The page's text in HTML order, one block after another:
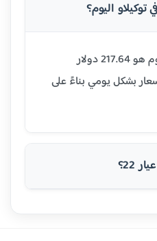
سعر عيار 22 في توكيلاو اليوم هو 217.64 دولار
بشكل يومي بناءً على
22؟